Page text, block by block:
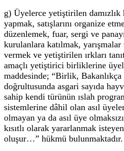
g) Üyelerce yetiştirilen damızlık
yapmak, satışlarını organize
düzenlemek, fuar, sergi ve
kurulanlara katılmak,
vermek ve yetiştirilen ırkları
amaçlı yetiştirici birliklerine
maddesinde; “Birlik,
doğrultusunda asgari sayıda
sahip kendi türünün ıslah
sistemlerine dâhil olan asıl
olmayan ya da asıl üye
kısıtlı olarak yararlanmak
oluşur…” hükmü bulunmaktadır.